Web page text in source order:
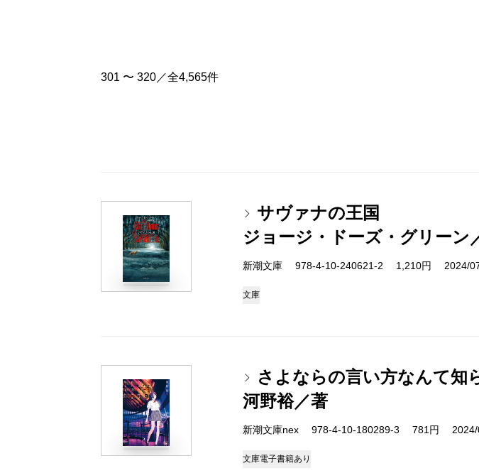
301 〜 320／全4,565件
サヴァナの王国
ジョージ・ドーズ・グリーン
新潮文庫 978-4-10-240621-2 1,210円 2024/
文庫
さよならの言い方なんて知
河野裕／著
新潮文庫nex 978-4-10-180289-3 781円 2024/
文庫電子書籍あり